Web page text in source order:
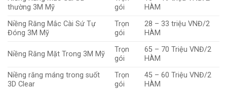
thường 3M Mỹ
gói
HÀM
Niềng Răng Mắc Cài Sứ Tự
Đóng 3M Mỹ
Trọn
gói
28 – 33 triệu VNĐ/2
HÀM
Niềng Răng Mặt Trong 3M Mỹ
Trọn
gói
65 – 70 Triệu VNĐ/2
HÀM
Niềng răng máng trong suốt
3D Clear
Trọn
gói
45 – 60 Triệu VNĐ/2
HÀM